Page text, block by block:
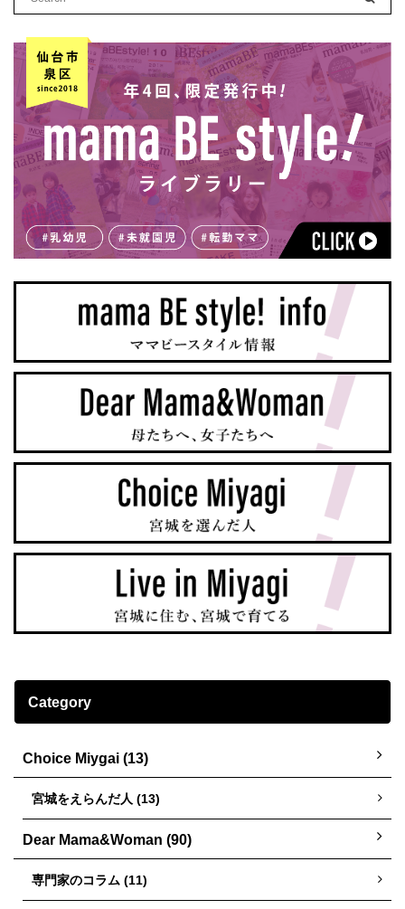
Category
Choice Miygai (13)
宮城をえらんだ人 (13)
Dear Mama&Woman (90)
専門家のコラム (11)